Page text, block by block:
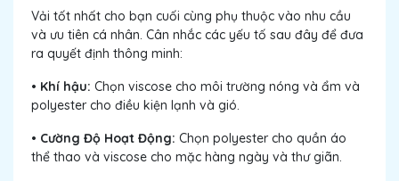
Vải tốt nhất cho bạn cuối cùng phụ thuộc vào nhu cầu
và ưu tiên cá nhân. Cân nhắc các yếu tố sau đây để đưa
ra quyết định thông minh:
• Khí hậu: Chọn viscose cho môi trường nóng và ẩm và
polyester cho điều kiện lạnh và gió.
• Cường Độ Hoạt Động: Chọn polyester cho quần áo
thể thao và viscose cho mặc hàng ngày và thư giãn.